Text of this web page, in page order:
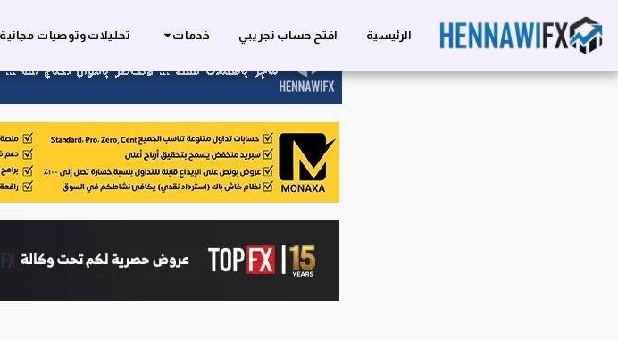
الرئيسية افتح حساب تجريبي خدمات تحليلات وتوصيات مجانية